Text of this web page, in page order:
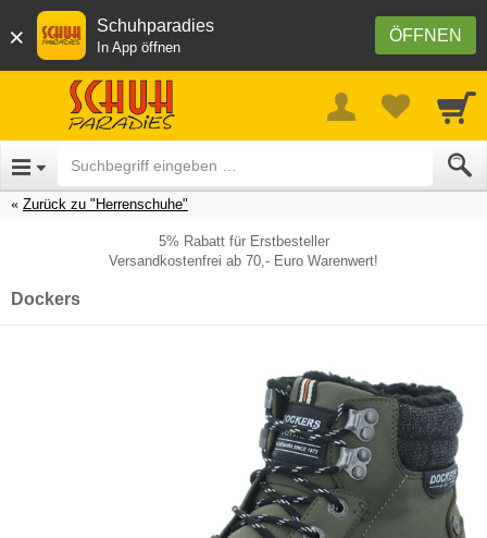
× ÖFFNEN
Schuhparadies
In App öffnen
Zurück zu "Herrenschuhe"
5% Rabatt für Erstbesteller
Versandkostenfrei ab 70,- Euro Warenwert!
Dockers